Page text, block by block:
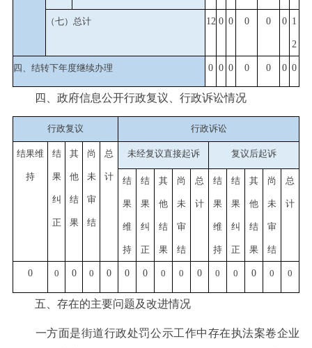
（七）总计 12 0 0 0 0 0 1
2
四、结转下年度继续办理 0 0 0 0 0 0 0
四、政府信息公开行政复议、行政诉讼情况
行政复议 行政诉讼
结果维
持
结
果
纠
正
其
他
结
果
尚
未
审
结
总
计
未经复议直接起诉 复议后起诉
结
果
维
持
结
果
纠
正
其
他
结
果
尚
未
审
结
总
计
结
果
维
持
结
果
纠
正
其
他
结
果
尚
未
审
结
总
计
0 0 0 0 0 0 0 0 0 0 0 0 0 0 0
五、存在的主要问题及改进情况
一方面是街道行政处罚公示工作中存在执法案卷企业